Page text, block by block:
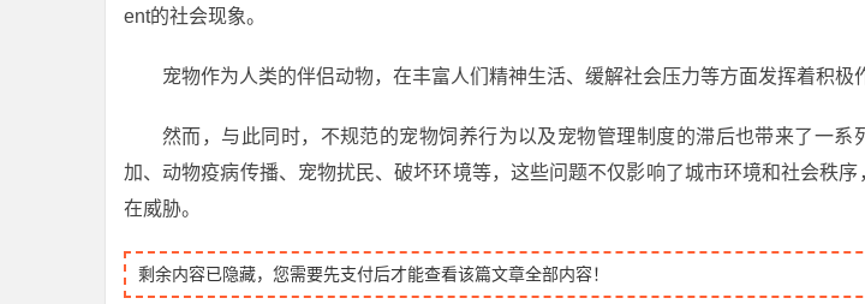
ent的社会现象。
宠物作为人类的伴侣动物，在丰富人们精神生活、缓解社会压力等方面发挥着积极
然而，与此同时，不规范的宠物饲养行为以及宠物管理制度的滞后也带来了一系
加、动物疫病传播、宠物扰民、破坏环境等，这些问题不仅影响了城市环境和社会秩
在威胁。
剩余内容已隐藏，您需要先支付后才能查看该篇文章全部内容！